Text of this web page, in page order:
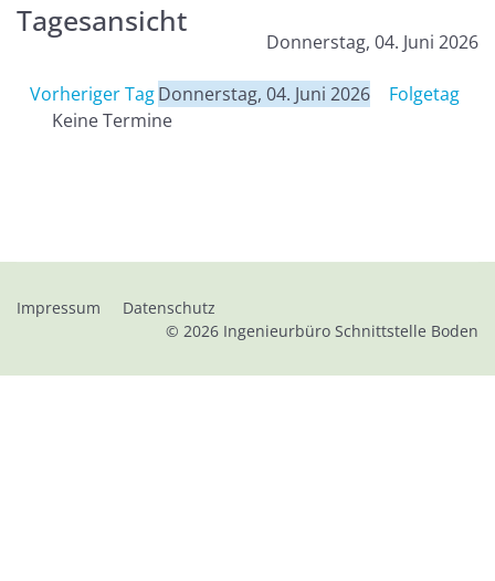
Tagesansicht
Donnerstag, 04. Juni 2026
Vorheriger Tag Donnerstag, 04. Juni 2026
Folgetag
Keine Termine
Impressum
Datenschutz
© 2026 Ingenieurbüro Schnittstelle Boden